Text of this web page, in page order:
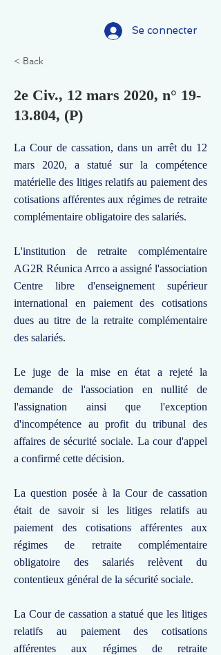
Se connecter
< Back
2e Civ., 12 mars 2020, n° 19-
13.804, (P)
La Cour de cassation, dans un arrêt du 12
mars 2020, a statué sur la compétence
matérielle des litiges relatifs au paiement des
cotisations afférentes aux régimes de retraite
complémentaire obligatoire des salariés.
L'institution de retraite complémentaire
AG2R Réunica Arrco a assigné l'association
Centre libre d'enseignement supérieur
international en paiement des cotisations
dues au titre de la retraite complémentaire
des salariés.
Le juge de la mise en état a rejeté la
demande de l'association en nullité de
l'assignation ainsi que l'exception
d'incompétence au profit du tribunal des
affaires de sécurité sociale. La cour d'appel
a confirmé cette décision.
La question posée à la Cour de cassation
était de savoir si les litiges relatifs au
paiement des cotisations afférentes aux
régimes de retraite complémentaire
obligatoire des salariés relèvent du
contentieux général de la sécurité sociale.
La Cour de cassation a statué que les litiges
relatifs au paiement des cotisations
afférentes aux régimes de retraite